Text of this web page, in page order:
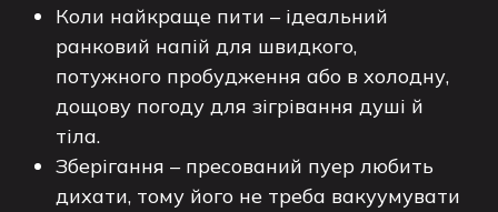
Коли найкраще пити – ідеальний
ранковий напій для швидкого,
потужного пробудження або в холодну,
дощову погоду для зігрівання душі й
тіла.
Зберігання – пресований пуер любить
дихати, тому його не треба вакуумувати